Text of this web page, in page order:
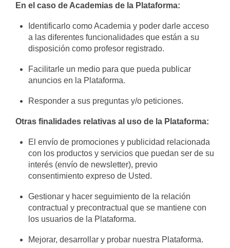
En el caso de Academias de la Plataforma:
Identificarlo como Academia y poder darle acceso
a las diferentes funcionalidades que están a su
disposición como profesor registrado.
Facilitarle un medio para que pueda publicar
anuncios en la Plataforma.
Responder a sus preguntas y/o peticiones.
Otras finalidades relativas al uso de la Plataforma:
El envío de promociones y publicidad relacionada
con los productos y servicios que puedan ser de su
interés (envío de newsletter), previo
consentimiento expreso de Usted.
Gestionar y hacer seguimiento de la relación
contractual y precontractual que se mantiene con
los usuarios de la Plataforma.
Mejorar, desarrollar y probar nuestra Plataforma.